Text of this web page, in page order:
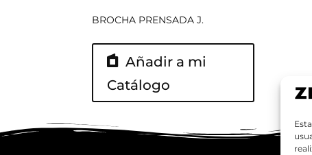
BROCHA PRENSADA J.
Añadir a mi
Catálogo